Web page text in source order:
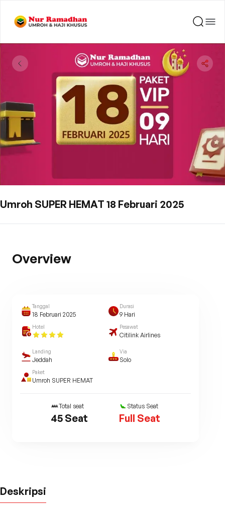
Umroh SUPER HEMAT 18 Februari 2025
Overview
Tanggal
18 Februari 2025
Durasi
9 Hari
Hotel Pesawat
Citilink Airlines
Landing
Jeddah
Via
Solo
Paket
Umroh SUPER HEMAT
Total seat
45 Seat
Status Seat
Full Seat
Deskripsi